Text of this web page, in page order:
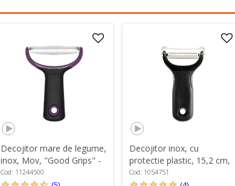
Decojitor mare de legume,
inox, Mov, "Good Grips" -
OXO
Cod: 11244500
Decojitor inox, cu
protectie plastic, 15,2 cm,
"Good Grips" - OXO
Cod: 1054751